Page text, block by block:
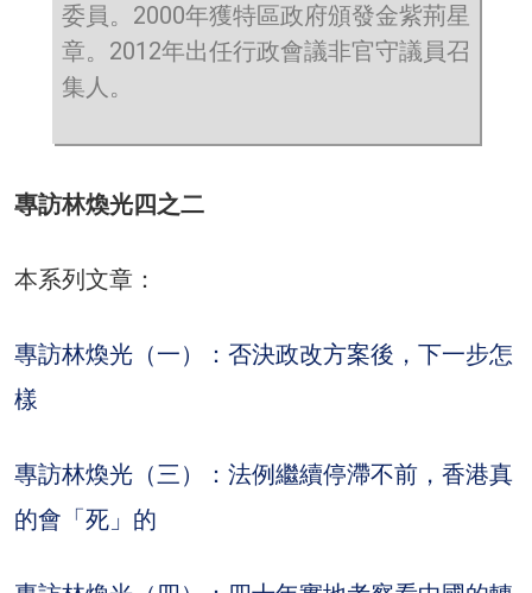
委員。2000年獲特區政府頒發金紫荊星
章。2012年出任行政會議非官守議員召
集人。
專訪林煥光四之二
本系列文章：
專訪林煥光（一）：否決政改方案後，下一步怎
樣
專訪林煥光（三）：法例繼續停滯不前，香港真
的會「死」的